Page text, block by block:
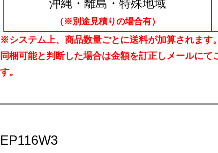
沖縄・離島・特殊地域
（※別途見積りの場合有）
※システム上、商品数量ごとに送料が加算されます
同梱可能と判断した場合は金額を訂正しメールにて
す。
EP116W3